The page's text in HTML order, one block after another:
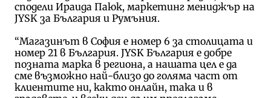
сподели Ираида Паюк, маркетинг мениджър на
JYSK за България и Румъния.
“Магазинът в София е номер 6 за столицата и
номер 21 в България. JYSK България е добре
позната марка в региона, а нашата цел е да
сме възможно най-близо до голяма част от
клиентите ни, както онлайн, така и в